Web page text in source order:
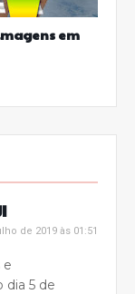
em
de 2019 às 01:51
e
dia 5 de